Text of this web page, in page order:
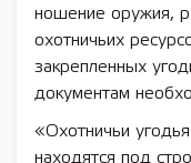
ношение оружия,
охотничьих
закрепленных
документам
«Охотничьи
находятся под